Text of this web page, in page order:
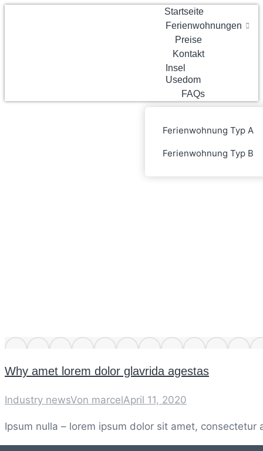
Startseite
Ferienwohnungen
Ferienwohnung Typ A
Ferienwohnung Typ B
Preise
Kontakt
Insel
Usedom
FAQs
Why amet lorem dolor glavrida agestas
Industry newsVon marcelApril 11, 2020
Ipsum nulla – lorem ipsum dolor sit amet,